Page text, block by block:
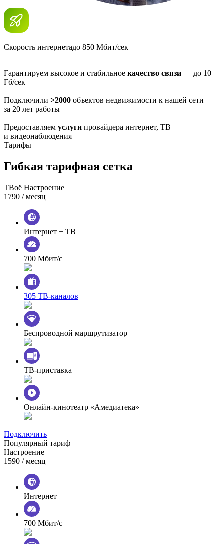
Скорость интернетадо 850 Мбит/сек
Гарантируем высокое и стабильное качество связи — до 10
Гб/сек
Подключили >2000 объектов недвижимости к нашей сети
за 20 лет работы
Предоставляем услуги провайдера интернет, ТВ
и видеонаблюдения
Тарифы
Гибкая тарифная сетка
ТВоё Настроение
1790 / месяц
Интернет + ТВ
700 Мбит/с
305 ТВ-каналов
Беспроводной маршрутизатор
ТВ-приставка
Онлайн-кинотеатр «Амедиатека»
Подключить
Популярный тариф
Настроение
1590 / месяц
Интернет
700 Мбит/с